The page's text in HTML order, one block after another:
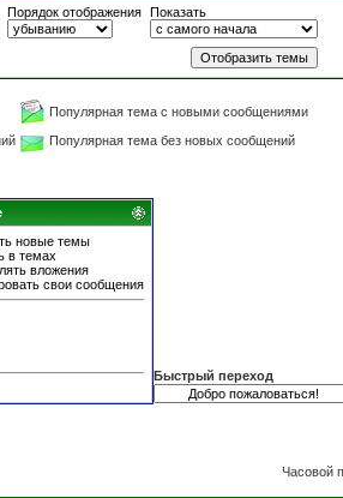
Порядок отображения Показать
Популярная тема с новыми сообщениями
Популярная тема без новых сообщений
новые темы
в темах
вложения
свои сообщения
Быстрый переход
Часовой